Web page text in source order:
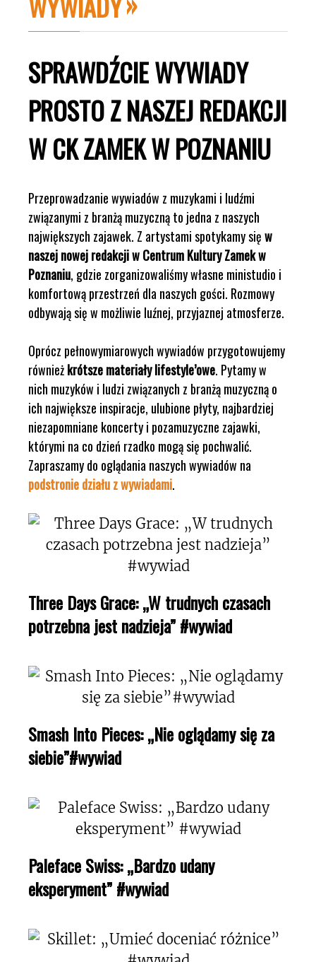
SPRAWDŹCIE WYWIADY
PROSTO Z NASZEJ REDAKCJI
W CK ZAMEK W POZNANIU
Przeprowadzanie wywiadów z muzykami i ludźmi
związanymi z branżą muzyczną to jedna z naszych
największych zajawek. Z artystami spotykamy sięw
naszej nowej redakcji w Centrum Kultury Zamek w
Poznaniu, gdzie zorganizowaliśmy własne ministudio i
komfortową przestrzeń dla naszych gości. Rozmowy
odbywają się w możliwie luźnej, przyjaznej atmosferze.
Oprócz pełnowymiarowych wywiadów przygotowujemy
równieżkrótsze materiały lifestyle’owe. Pytamy w
nich muzyków i ludzi związanych z branżą muzyczną o
ich największe inspiracje, ulubione płyty, najbardziej
niezapomniane koncerty i pozamuzyczne zajawki,
którymi na co dzień rzadko mogą się pochwalić.
Zapraszamy do oglądania naszych wywiadów na
podstronie działu z wywiadami.
Three Days Grace: „W trudnych czasach
potrzebna jest nadzieja” #wywiad
Smash Into Pieces: „Nie oglądamy się za
siebie”#wywiad
Paleface Swiss: „Bardzo udany
eksperyment” #wywiad